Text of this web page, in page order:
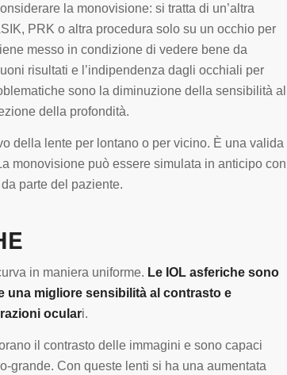
la monovisione: si tratta di un’altra
PRK o altra procedura solo su un occhio per
messo in condizione di vedere bene da
risultati e l’indipendenza dagli occhiali per
sono la diminuzione della sensibilità al
della profondità.
della lente per lontano o per vicino. È una valida
monovisione può essere simulata in anticipo con
parte del paziente.
in maniera uniforme. Le IOL asferiche sono
una migliore sensibilità al contrasto e
oculari.
il contrasto delle immagini e sono capaci
grande. Con queste lenti si ha una aumentata